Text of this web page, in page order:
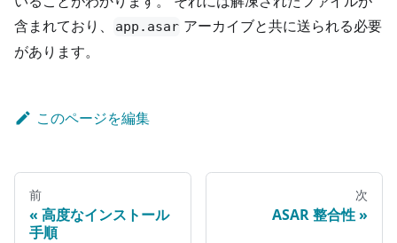
含まれており、
app.asar アーカイブと共に送られる必要
があります。
このページを編集
前
高度なインストール
手順
次
ASAR 整合性